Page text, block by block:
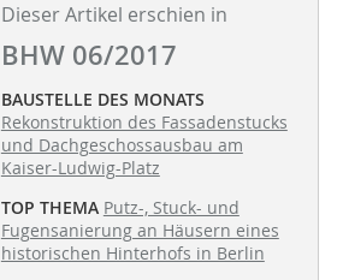
Dieser Artikel erschien in
BHW 06/2017
BAUSTELLE DES MONATS
Rekonstruktion des Fassadenstucks
und Dachgeschossausbau am
Kaiser-Ludwig-Platz
TOP THEMA Putz-, Stuck- und
Fugensanierung an Häusern eines
historischen Hinterhofs in Berlin